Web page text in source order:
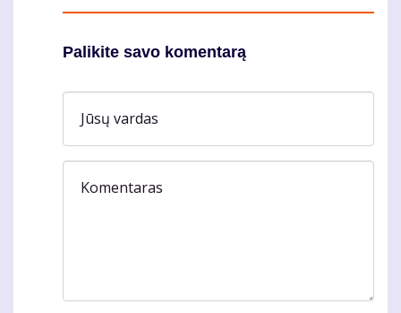
Palikite savo komentarą
Jūsų vardas
Komentaras